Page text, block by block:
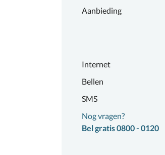
Aanbieding
Internet
Bellen
SMS
Nog vragen?
Bel gratis 0800 - 0120